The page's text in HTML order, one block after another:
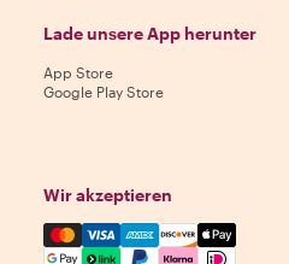
Lade unsere App herunter
App Store
Google Play Store
Wir akzeptieren
Mastercard, Visa, Amex,